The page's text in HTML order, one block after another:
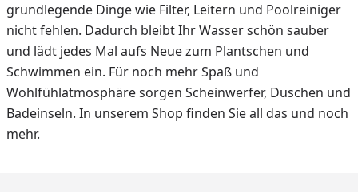
grundlegende Dinge wie Filter, Leitern und Poolreiniger
nicht fehlen. Dadurch bleibt Ihr Wasser schön sauber
und lädt jedes Mal aufs Neue zum Plantschen und
Schwimmen ein. Für noch mehr Spaß und
Wohlfühlatmosphäre sorgen Scheinwerfer, Duschen und
Badeinseln. In unserem Shop finden Sie all das und noch
mehr.